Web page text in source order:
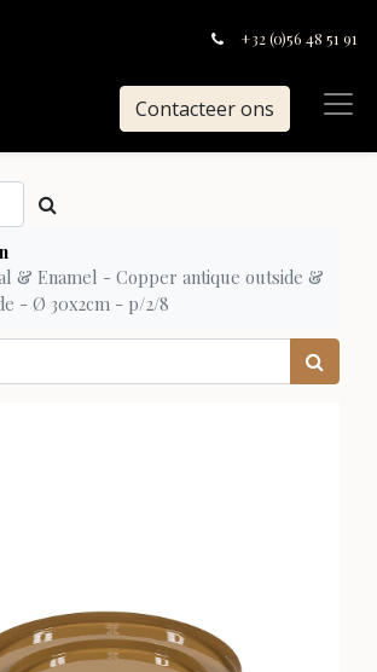
+32 (0)56 48 51 91
Contacteer ons
& Enamel - Copper antique outside &
- Ø 30x2cm - p/2/8